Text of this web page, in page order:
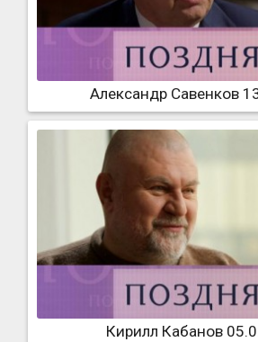
Александр Савенков
Кирилл Кабанов